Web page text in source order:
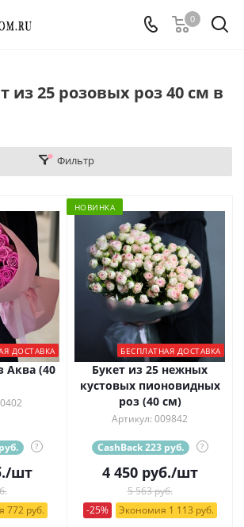
0
из 25 розовых роз 40 см в
Фильтр
ДОСТАВКА
?
/шт
772 руб.
НОВИНКА
БЕСПЛАТНАЯ ДОСТАВКА
Букет из 25 нежных
кустовых пионовидных
роз (40 см)
Артикул: 009842
CashBack 223 руб. ?
4 450руб./шт
5 563 руб.
-25%
Экономия 1 113 руб.